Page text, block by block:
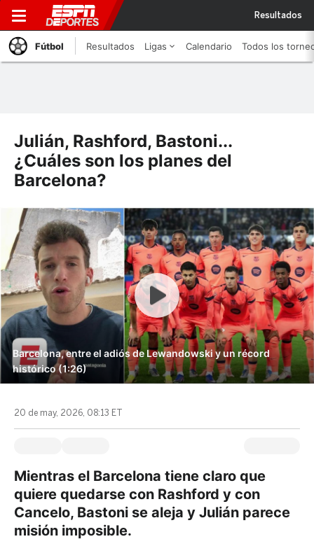
Resultados
Fútbol Resultados Ligas Calendario Todos los
Julián, Rashford, Bastoni...
¿Cuáles son los planes del
Barcelona?
Barcelona, entre el adiós de Lewandowski y un récord
histórico (1:26)
20 de may, 2026, 08:13 ET
Mientras el Barcelona tiene claro que
quiere quedarse con Rashford y con
Cancelo, Bastoni se aleja y Julián parece
misión imposible.